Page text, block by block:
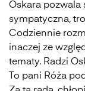
Oskara pozwala
sympatyczna,
Codziennie
inaczej ze
tematy. Radzi
To pani Róża